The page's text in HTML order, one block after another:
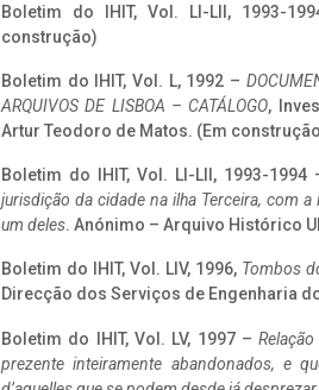
Boletim do IHIT, Vol. LI-LII, 1993-
construção)
Boletim do IHIT, Vol. L, 1992 –
ARQUIVOS DE LISBOA – CATÁLOGO,
Artur Teodoro de Matos. (Em
Boletim do IHIT, Vol. LI-LII, 1993-1994
jurisdição da cidade na ilha Terceira, com
um deles. Anónimo – Arquivo Histórico
Boletim do IHIT, Vol. LIV, 1996, Tombos
Direcção dos Serviços de Engenharia
Boletim do IHIT, Vol. LV, 1997 –
prezente inteiramente abandonados, e